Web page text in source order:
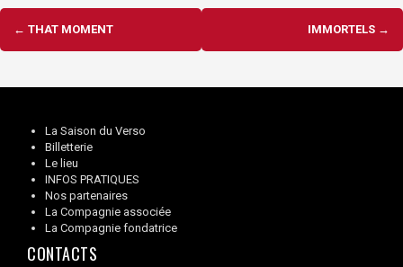
Navigation
d'article
← THAT MOMENT IMMORTELS →
La Saison du Verso
Billetterie
Le lieu
INFOS PRATIQUES
Nos partenaires
La Compagnie associée
La Compagnie fondatrice
CONTACTS